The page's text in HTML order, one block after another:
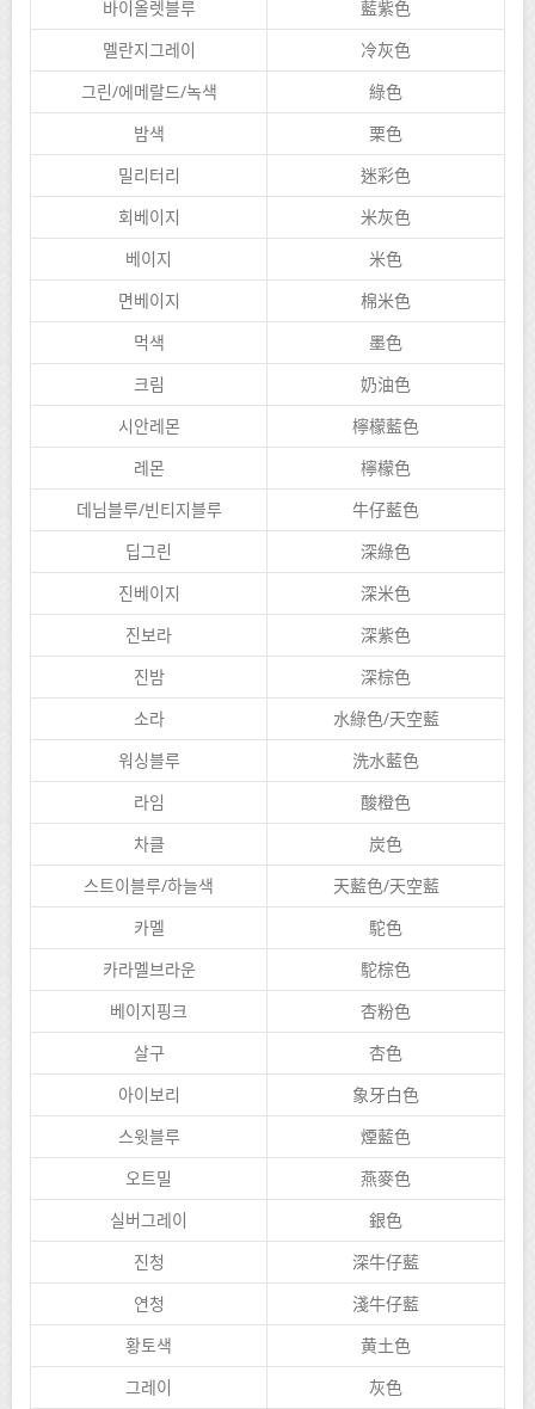
바이올렛블루
藍紫色
멜란지그레이
冷灰色
그린/에메랄드/녹색
綠色
밤색
栗色
밀리터리
迷彩色
회베이지
米灰色
베이지
米色
면베이지
棉米色
먹색
墨色
크림
奶油色
시안레몬
檸檬藍色
레몬
檸檬色
데님블루/빈티지블루
牛仔藍色
딥그린
深綠色
진베이지
深米色
진보라
深紫色
진밤
深棕色
소라
水綠色/天空藍
워싱블루
洗水藍色
라임
酸橙色
차클
炭色
스트이블루/하늘색
天藍色/天空藍
카멜
駝色
카라멜브라운
駝棕色
베이지핑크
杏粉色
살구
杏色
아이보리
象牙白色
스윗블루
煙藍色
오트밀
燕麥色
실버그레이
銀色
진청
深牛仔藍
연청
淺牛仔藍
황토색
黄土色
그레이
灰色